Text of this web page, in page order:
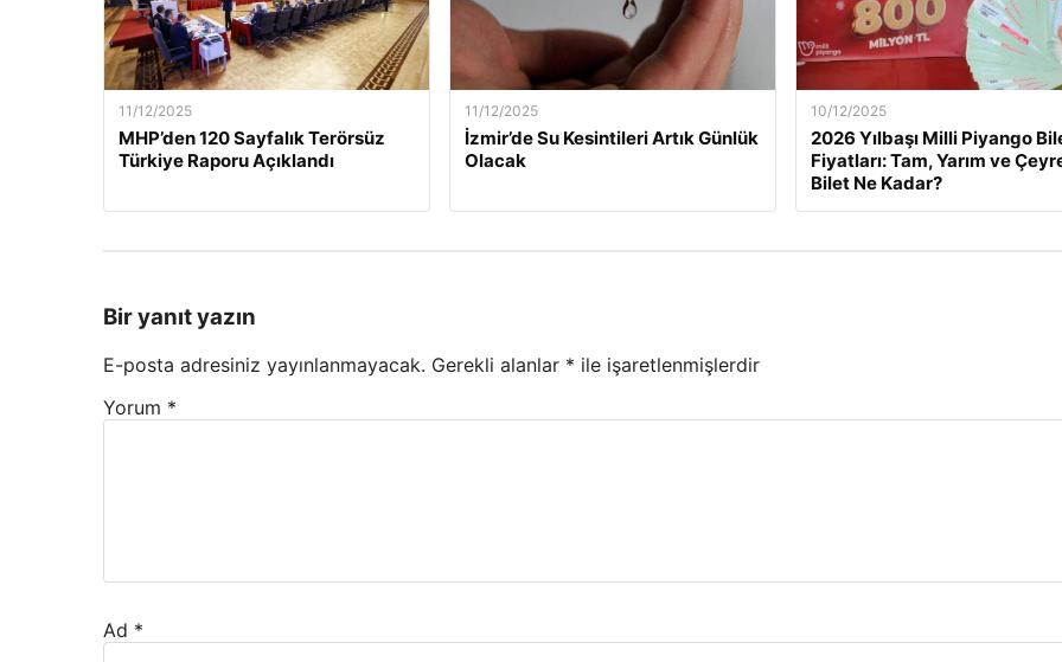
11/12/2025
MHP’den 120 Sayfalık Terörsüz
Türkiye Raporu Açıklandı
11/12/2025
İzmir’de Su Kesintileri Artık Günlük
Olacak
10/12/2025
2026 Yılbaşı Milli Piyango
Fiyatları: Tam, Yarım ve
Bilet Ne Kadar?
Bir yanıt yazın
E-posta adresiniz yayınlanmayacak. Gerekli alanlar * ile işaretlenmişlerdir
Yorum *
Ad *